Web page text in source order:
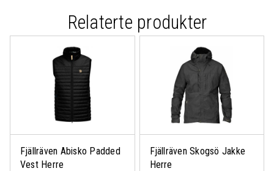
Relaterte produkter
Fjällräven Abisko Padded
Vest Herre
Fjällräven Skogsö Jakke
Herre